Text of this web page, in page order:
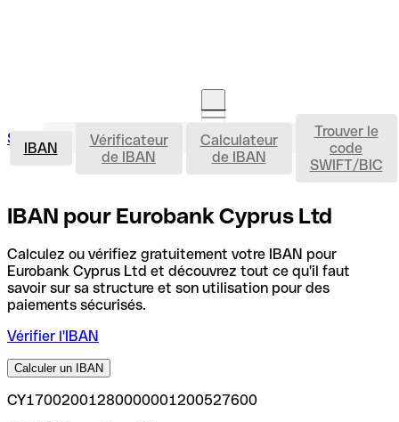
Se connecterOuvrir un compte IBAN
IBAN
Vérificateur
de IBAN
Calculateur
de IBAN
Trouver le
code
SWIFT/BIC
IBAN pour Eurobank Cyprus Ltd
Calculez ou vérifiez gratuitement votre IBAN pour
Eurobank Cyprus Ltd et découvrez tout ce qu'il faut
savoir sur sa structure et son utilisation pour des
paiements sécurisés.
Vérifier l'IBAN
Calculer un IBAN
CY17002001280000001200527600